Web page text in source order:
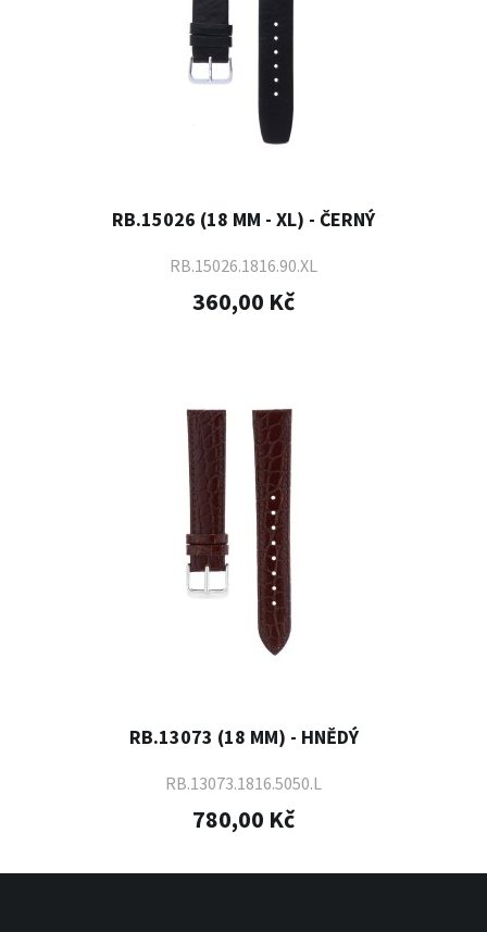
RB.15026 (18 MM - XL) - ČERNÝ
RB.15026.1816.90.XL
360,00 Kč
RB.13073 (18 MM) - HNĚDÝ
RB.13073.1816.5050.L
780,00 Kč